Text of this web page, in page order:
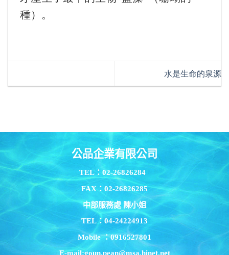
種）。
水是生命的泉源
公品企業有限公司
TEL：02-26826284
FAX：02-26826285
中部服務處 陳小姐
TEL：04-24224913
Mobile ：0916527801
E-mail:goun.pean@msa.hinet.net